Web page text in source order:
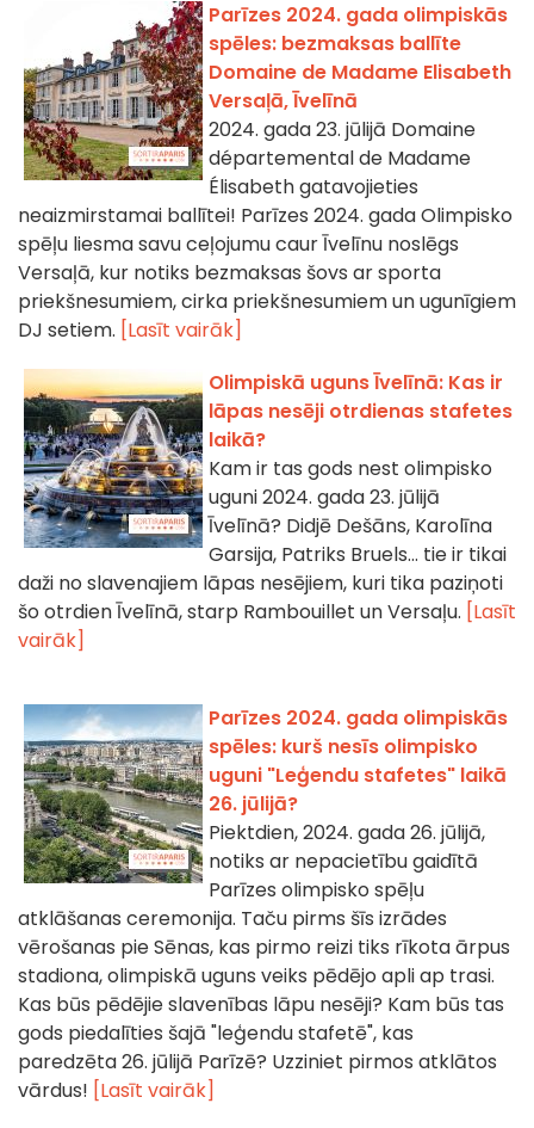
Parīzes 2024. gada olimpiskās
spēles: bezmaksas ballīte
Domaine de Madame Elisabeth
Versaļā, Īvelīnā
2024. gada 23. jūlijā Domaine
départemental de Madame
Élisabeth gatavojieties
neaizmirstamai ballītei! Parīzes 2024. gada Olimpisko
spēļu liesma savu ceļojumu caur Īvelīnu noslēgs
Versaļā, kur notiks bezmaksas šovs ar sporta
priekšnesumiem, cirka priekšnesumiem un ugunīgiem
DJ setiem. [Lasīt vairāk]
Olimpiskā uguns Īvelīnā: Kas ir
lāpas nesēji otrdienas stafetes
laikā?
Kam ir tas gods nest olimpisko
uguni 2024. gada 23. jūlijā
Īvelīnā? Didjē Dešāns, Karolīna
Garsija, Patriks Bruels... tie ir tikai
daži no slavenajiem lāpas nesējiem, kuri tika paziņoti
šo otrdien Īvelīnā, starp Rambouillet un Versaļu. [Lasīt
vairāk]
Parīzes 2024. gada olimpiskās
spēles: kurš nesīs olimpisko
uguni "Leģendu stafetes" laikā
26. jūlijā?
Piektdien, 2024. gada 26. jūlijā,
notiks ar nepacietību gaidītā
Parīzes olimpisko spēļu
atklāšanas ceremonija. Taču pirms šīs izrādes
vērošanas pie Sēnas, kas pirmo reizi tiks rīkota ārpus
stadiona, olimpiskā uguns veiks pēdējo apli ap trasi.
Kas būs pēdējie slavenības lāpu nesēji? Kam būs tas
gods piedalīties šajā "leģendu stafetē", kas
paredzēta 26. jūlijā Parīzē? Uzziniet pirmos atklātos
vārdus! [Lasīt vairāk]